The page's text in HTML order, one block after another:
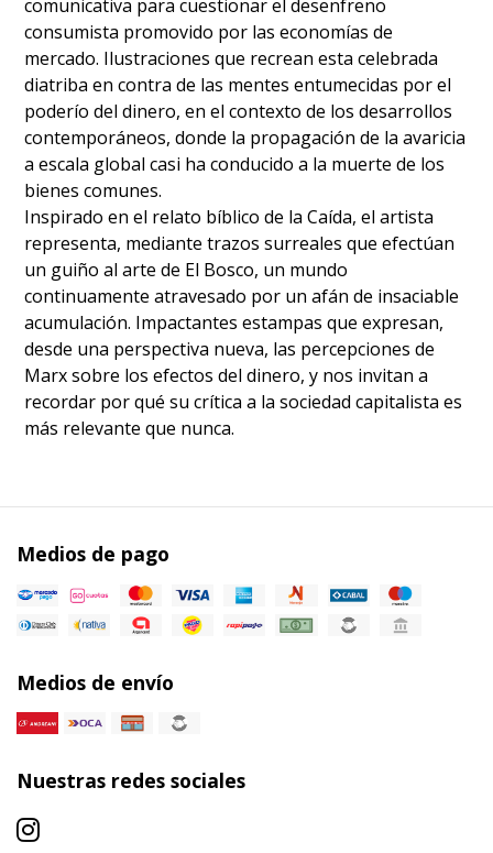
comunicativa para cuestionar el desenfreno
consumista promovido por las economías de
mercado. Ilustraciones que recrean esta celebrada
diatriba en contra de las mentes entumecidas por el
poderío del dinero, en el contexto de los desarrollos
contemporáneos, donde la propagación de la avaricia
a escala global casi ha conducido a la muerte de los
bienes comunes.
Inspirado en el relato bíblico de la Caída, el artista
representa, mediante trazos surreales que efectúan
un guiño al arte de El Bosco, un mundo
continuamente atravesado por un afán de insaciable
acumulación. Impactantes estampas que expresan,
desde una perspectiva nueva, las percepciones de
Marx sobre los efectos del dinero, y nos invitan a
recordar por qué su crítica a la sociedad capitalista es
más relevante que nunca.
Medios de pago
Medios de envío
Nuestras redes sociales